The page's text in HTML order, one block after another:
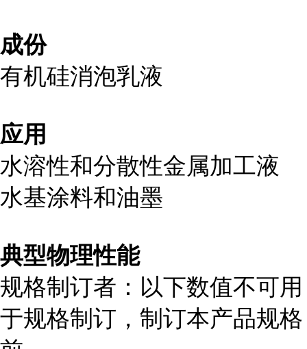
成份
有机硅消泡乳液
应用
水溶性和分散性金属加工液
水基涂料和油墨
典型物理性能
规格制订者：以下数值不可用
于规格制订，制订本产品规格